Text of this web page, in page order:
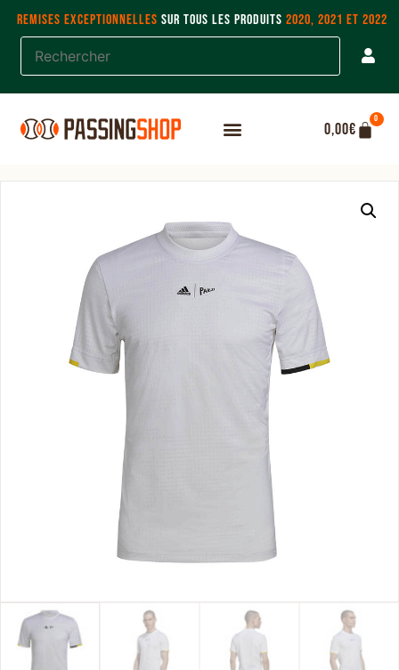
REMISES EXCEPTIONNELLES SUR TOUS LES PRODUITS 2020, 2021 ET 2022
0,00€
0